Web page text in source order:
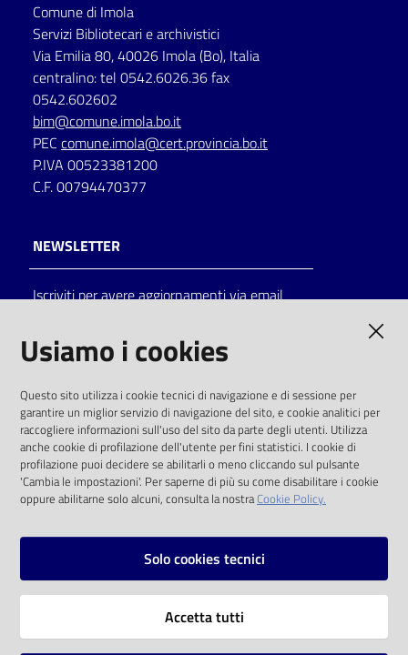
Seguici
su
on line
Eventi
Chiedi al
bibliotecario
Avvisi
Orari
Comune di Imola
Servizi Bibliotecari e archivistici
Via Emilia 80, 40026 Imola (Bo), Italia
centralino: tel 0542.6026.36 fax
0542.602602
bim@comune.imola.bo.it
PEC comune.imola@cert.provincia.bo.it
P.IVA 00523381200
C.F. 00794470377
NEWSLETTER
Iscriviti per avere aggiornamenti via email
solo alle condizioni previste dalla direttiva
comunitaria 2003/98/CE e dal d.lgs. 36/2006
SOCIAL
Instagram
Vai alla pagina
Usiamo i cookies
Questo sito utilizza i cookie tecnici di navigazione e di sessione per
garantire un miglior servizio di navigazione del sito, e cookie analitici per
raccogliere informazioni sull'uso del sito da parte degli utenti. Utilizza
anche cookie di profilazione dell'utente per fini statistici. I cookie di
profilazione puoi decidere se abilitarli o meno cliccando sul pulsante
'Cambia le impostazioni'. Per saperne di più su come disabilitare i cookie
oppure abilitarne solo alcuni, consulta la nostraCookie Policy.
Solo cookies tecnici
Accetta tutti